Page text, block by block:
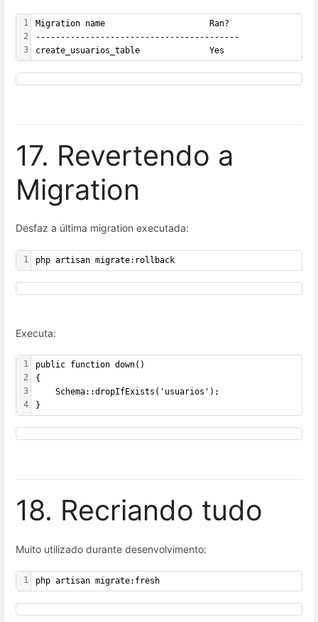
1
2
3
Migration name                     Ran?
-----------------------------------------
create_usuarios_table              Yes
17. Revertendo a
Migration
Desfaz a última migration executada:
1 php artisan migrate:rollback
Executa:
1
2
3
4
public function down()
{
    Schema::dropIfExists('usuarios');
}
18. Recriando tudo
Muito utilizado durante desenvolvimento:
1 php artisan migrate:fresh